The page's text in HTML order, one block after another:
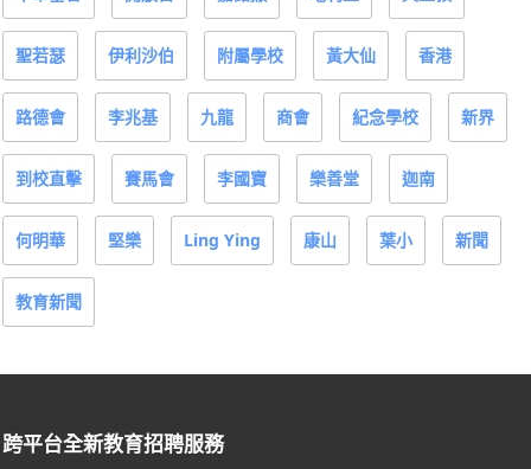
聖若瑟 伊利沙伯 附屬學校 黃大仙 香港
路德會 李兆基 九龍 商會 紀念學校 新界
到校直擊 賽馬會 李國寶 樂善堂 迦南
何明華 堅樂 Ling Ying 康山 葉小 新聞
教育新聞
跨平台全新教育招聘服務